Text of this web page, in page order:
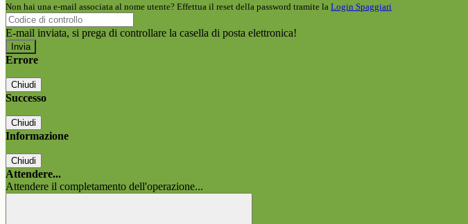
Non hai una e-mail associata al nome utente? Effettua il reset della password tramite la Login Spaggiari
E-mail inviata, si prega di controllare la casella di posta elettronica!
Errore
Chiudi
Successo
Chiudi
Informazione
Chiudi
Attendere...
Attendere il completamento dell'operazione...